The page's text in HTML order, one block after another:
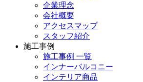
企業理念
会社概要
アクセスマップ
スタッフ紹介
施工事例
施工事例 一覧
インナーバルコニー
インテリア商品